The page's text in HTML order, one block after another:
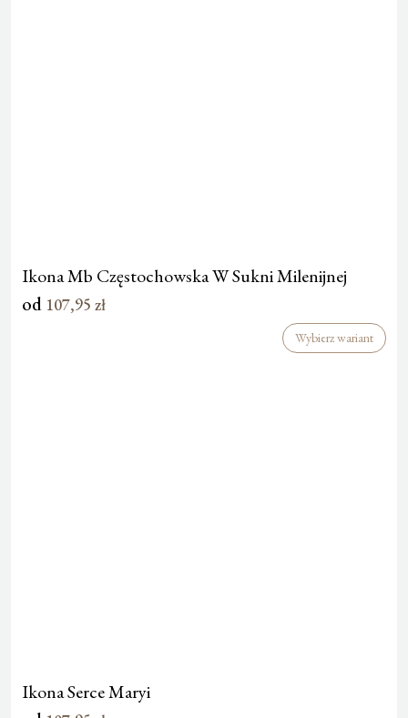
Ikona Mb Częstochowska W Sukni Milenijnej
od 107,95 zł
Wybierz wariant
Ikona Serce Maryi